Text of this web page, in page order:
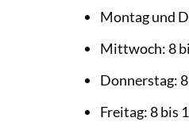
Montag und
Mittwoch: 8
Donnerstag:
Freitag: 8 bis